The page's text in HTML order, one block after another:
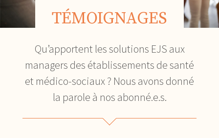
TÉMOIGNAGES
Qu’apportent les solutions EJS aux
managers des établissements de santé
et médico-sociaux ? Nous avons donné
la parole à nos abonné.e.s.